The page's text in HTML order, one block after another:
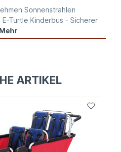
Sonnenstrahlen
E-Turtle Kinderbus - Sicherer
Mehr
ARTIKEL